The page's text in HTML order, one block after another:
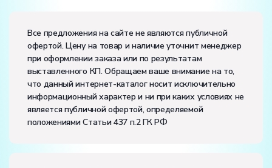
Размеры (Д x Ш x В):
Потребляемая мощность, В·А:350
Электропитание:
напряжение, В:220
частота, Гц:50
Класс защиты от поражения электрическим током:
Диапазон рабочих температур, ˚С:+10…+35
Влажность, %:до 75
Все предложения на сайте не являются публичной
офертой. Цену на товар и наличие уточнит менеджер
при оформлении заказа или по результатам
выставленного КП. Обращаем ваше внимание на то,
что данный интернет-каталог носит исключительно
информационный характер и ни при каких условиях не
является публичной офертой, определяемой
положениями Статьи 437 п.2 ГК РФ